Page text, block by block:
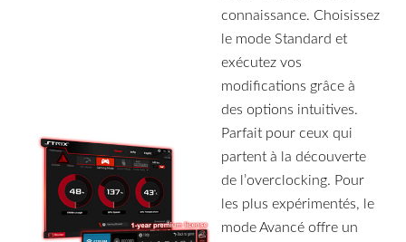
connaissance. Choisissez
le mode Standard et
exécutez vos
modifications grâce à
des options intuitives.
Parfait pour ceux qui
partent à la découverte
de l’overclocking. Pour
les plus expérimentés, le
mode Avancé offre un